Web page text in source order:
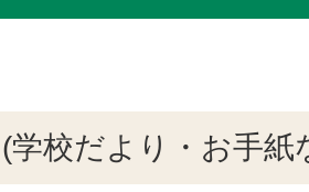
学校だより・お手紙